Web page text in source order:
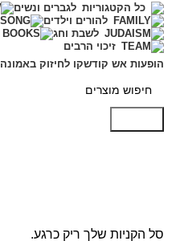
כל הקטגוריות לגברים ונשים
להורים וילדים
לשבת וחג
זיכוי הרבים
הופעות אש קודשקו לחיזוק באמונה 2867*
סל הקניות שלך ריק כרגע.